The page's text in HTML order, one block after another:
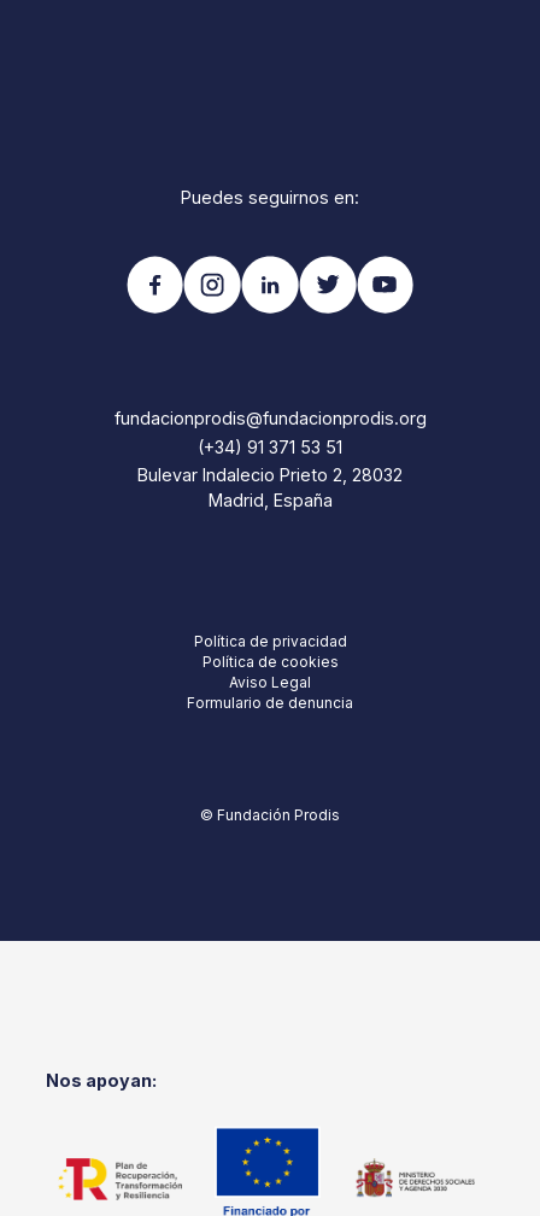
Puedes seguirnos en:
fundacionprodis@fundacionprodis.org
(+34) 91 371 53 51
Bulevar Indalecio Prieto 2, 28032
Madrid, España
Política de privacidad
Política de cookies
Aviso Legal
Formulario de denuncia
© Fundación Prodis
Nos apoyan: